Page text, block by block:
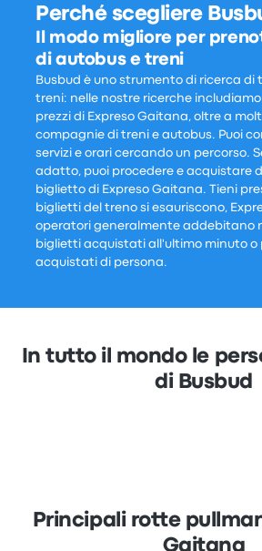
Perché scegliere
Il modo migliore per
di autobus e treni
Busbud è uno strumento di ricerca
treni: nelle nostre ricerche includiamo
prezzi di Expreso Gaitana, oltre a
compagnie di treni e autobus. Puoi
servizi e orari cercando un percorso.
adatto, puoi procedere e acquistare
biglietto di Expreso Gaitana. Tieni
biglietti del treno si esauriscono,
operatori generalmente addebitano
biglietti acquistati all'ultimo minuto o
acquistati di persona.
In tutto il mondo le
di Busbud
Principali rotte
Gaitana